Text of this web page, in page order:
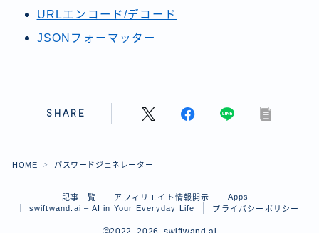
URLエンコード/デコード
JSONフォーマッター
SHARE
HOME ＞ パスワードジェネレーター
記事一覧 アフィリエイト情報開示
Apps
swiftwand.ai – AI in Your Everyday Life
プライバシーポリシー